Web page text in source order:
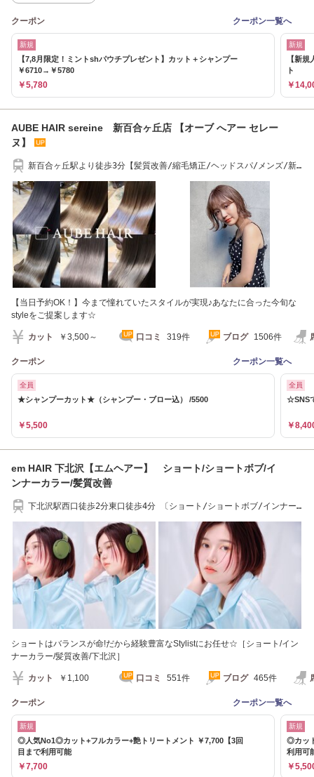
クーポン クーポン一覧へ
新規
【7,8月限定！ミントshパウチプレゼント】カット＋シャンプー
￥6710→￥5780
￥5,780
新規
【新
ト
￥
AUBE HAIR sereine 新百合ヶ丘店 【オーブ へアー セレー
ヌ】
新百合ヶ丘駅より徒歩3分【髪質改善/縮毛矯正/ヘッドスパ/メンズ/新
【当日予約OK！】今まで憧れていたスタイルが実現♪あなたに合った今旬な
styleをご提案します☆
カット ￥3,500～ 口コミ 319件 ブログ 1506件
クーポン クーポン一覧へ
全員
★シャンプーカット★（シャンプー・ブロー込） /5500
￥5,500
全員
☆SNS
￥
em HAIR 下北沢【エムヘアー】 ショート/ショートボブ/イ
ンナーカラー/髪質改善
下北沢駅西口徒歩2分東口徒歩4分 〔ショート/ショートボブ/インナー
ショートはバランスが命!だから経験豊富なStylistにお任せ☆［ショート/イン
ナーカラー/髪質改善/下北沢］
カット ￥1,100 口コミ 551件 ブログ 465件
クーポン クーポン一覧へ
新規
◎人気No1◎カット+フルカラー+艶トリートメント ￥7,700【3回
目まで利用可能
￥7,700
新規
◎カッ
利用可
￥